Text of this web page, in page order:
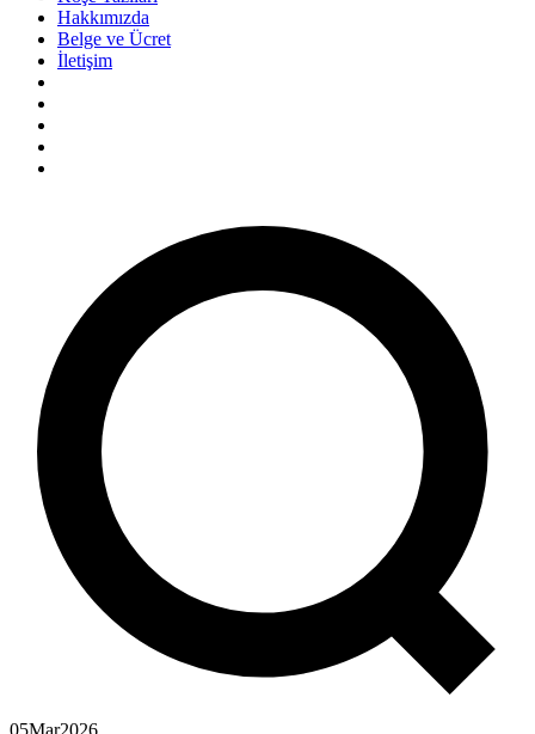
Hakkımızda
Belge ve Ücret
İletişim
05Mar2026